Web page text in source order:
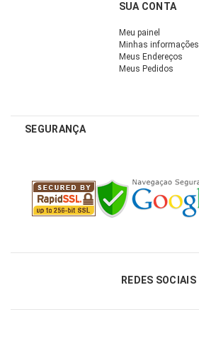
SUA CONTA
Meu painel
Minhas informações
Meus Endereços
Meus Pedidos
SEGURANÇA
REDES SOCIAIS